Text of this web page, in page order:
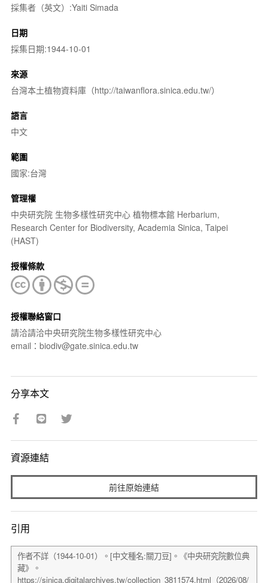
採集者（英文）:Yaiti Simada
日期
採集日期:1944-10-01
來源
台灣本土植物資料庫（http://taiwanflora.sinica.edu.tw/）
語言
中文
範圍
國家:台灣
管理權
中央研究院 生物多樣性研究中心 植物標本館 Herbarium,
Research Center for Biodiversity, Academia Sinica, Taipei
(HAST)
授權條款
授權聯絡窗口
請洽請洽中央研究院生物多樣性研究中心
email：biodiv@gate.sinica.edu.tw
分享本文
資源連結
前往原始連結
引用